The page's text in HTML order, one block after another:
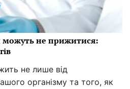
можуть не прижитися:
не лише від
організму та того, як